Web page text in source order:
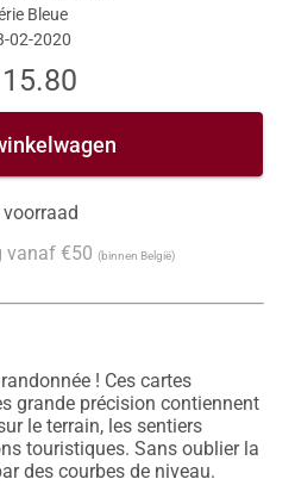
Bleue
02-2020
vanaf €50 (binnen België)
! Ces cartes
grande précision contiennent
le terrain, les sentiers
touristiques. Sans oublier la
des courbes de niveau.